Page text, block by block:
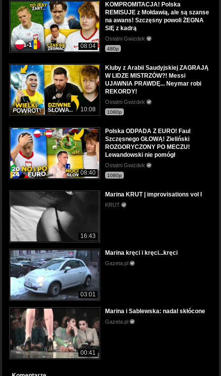
08:04
KOMPROMITACJA! Polska
REMISUJE z Mołdawią, ale są szanse
na awans! Szczęsny powoli ŻEGNA
SIĘ z kadrą
Ostatni Gwizdek
480p
10:08
Kluby z Arabii Saudyjskiej ZAGRAJĄ
W LIDZE MISTRZÓW?! Messi
UJAWNIA PRAWDĘ... Neymar robi
REKORDY!
Ostatni Gwizdek
1080p
08:40
Polska ODPADA Z EURO! Faul
Szczęsnego GŁOWĄ! Zieliński
ROZGORYCZONY PO MECZU!
Lewandowski nie pomógł
Ostatni Gwizdek
1080p
16:43
Marina KRUT | improvisations vol I
KRUT
03:01
Marina kręci i kręci...kręci
Gazeta.pl
00:41
Marina i Sablewska: nadal skłócone
Gazeta.pl